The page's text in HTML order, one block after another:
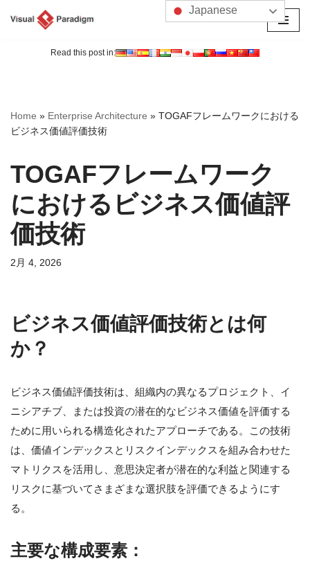
へ
ス
ッ
プ
Read this post in:
Home » Enterprise Architecture » TOGAFフレームワークにおける
ビジネス価値評価技術
TOGAFフレームワーク
におけるビジネス価値評
価技術
2月 4, 2026
ビジネス価値評価技術とは何
か？
ビジネス価値評価技術は、組織内の異なるプロジェクト、イ
ニシアチブ、または投資の潜在的なビジネス価値を評価する
ために用いられる構造化されたアプローチである。この技術
は、価値インデックスとリスクインデックスを組み合わせた
マトリクスを活用し、意思決定者が潜在的な利益と関連する
リスクに基づいてさまざまな選択肢を評価できるようにす
る。
主要な構成要素：
Japanese